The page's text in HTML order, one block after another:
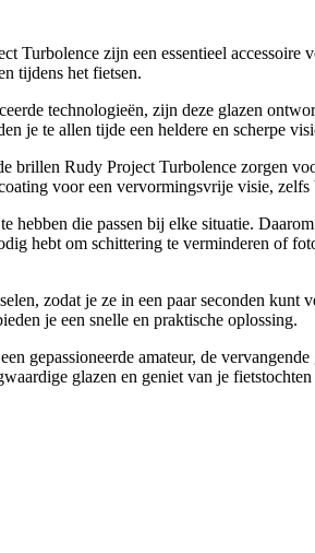
Turbolence zijn een essentieel
tijdens het fietsen.
technologieën, zijn deze glazen
je te allen tijde een heldere en scherpe
brillen Rudy Project Turbolence zorgen
voor een vervormingsvrije visie, zelfs
hebben die passen bij elke situatie.
hebt om schittering te verminderen of
zodat je ze in een paar seconden
je een snelle en praktische oplossing.
gepassioneerde amateur, de
glazen en geniet van je